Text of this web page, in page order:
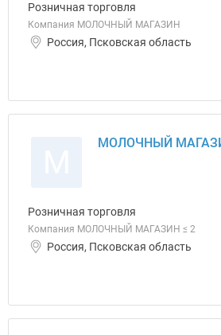
Розничная торговля
Компания МОЛОЧНЫЙ МАГАЗИН
Россия, Псковская область
МОЛОЧНЫЙ
Розничная торговля
Компания МОЛОЧНЫЙ МАГАЗИН ≤ 2
Россия, Псковская область